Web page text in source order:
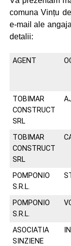
comuna Vințu
e-mail ale
detalii:
AGENT
TOBIMAR
CONSTRUCT
SRL
TOBIMAR
CONSTRUCT
SRL
POMPONIO
S.R.L.
POMPONIO
S.R.L.
ASOCIATIA
SINZIENE